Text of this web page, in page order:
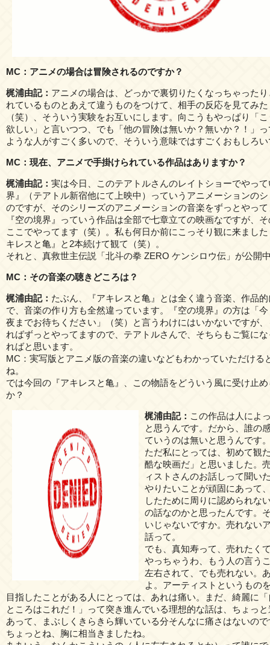
MC：アニメの場合は冒険されるのですか？
梶浦由記： アニメの場合は、どっかで裏切りたくなっちゃった
れているものとあえて違うものをつけて、相手の反応を見てみ
（笑）、そういう実験をお互いにします。向こうもやっぱり「
欲しい」と言いつつ、でも「他の冒険は無いか？無いか？！」
ような人がすごく多いので、そういう意味ではすごくおもしろ
MC：現在、アニメで手掛けられている作品はありますか？
梶浦由記： 実は今日、このテアトルさんのレイトショーでやっ
界』（テアトル新宿他にて上映中）っていうアニメーションの
のですが、そのシリーズのアニメーションの音楽をずっとやっ
『空の境界』っていう作品は全部で七章立ての映画なですが、
ここでやってます（笑）。私も何日か前にこっそり観に来まし
キレスと亀』と2本続けて観て（笑）。
それと、真救世主伝説「北斗の拳 ZERO ケンシロウ伝」が公開
MC：その音楽の聴きどころは？
梶浦由記： たぶん、『アキレスと亀』とは全く違う音楽、作品
で、音楽の作り方も全然違っています。『空の境界』の方は「
夜までお待ちください」（笑）と言うわけにはいかないですが
ればずっとやってますので、テアトルさんで、そちらもご覧に
ればと思います。
MC：実写版とアニメ版の音楽の違いなどもわかっていただける
ね。
では今回の『アキレスと亀』、この物語をどういう風に受け止
か？
梶浦由記： この作品は人によ
と思うんです。だから、誰の
ていうのは無いと思うんです
ただ私にとっては、初めて観
酷な映画だ」と思いました。
ィストさんのお話しって聞い
やりたいことが頑固にあって
したために周りに認められな
の話なのかと思ったんです。
いじゃないですか。売れない
話って。
でも、真知寿って、売れたく
やっちゃうわ、もう人の言う
左右されて、でも売れない。
よ。アーティストというもの
目指したことがある人にとっては、あれは痛い。まだ、綺麗に
ところはこれだ！」って突き進んでいる理想的な話は、ちょっ
あって、まぶしくきらきら輝いている分そんなに痛さはないの
ちょっとね、胸に相当きましたね。